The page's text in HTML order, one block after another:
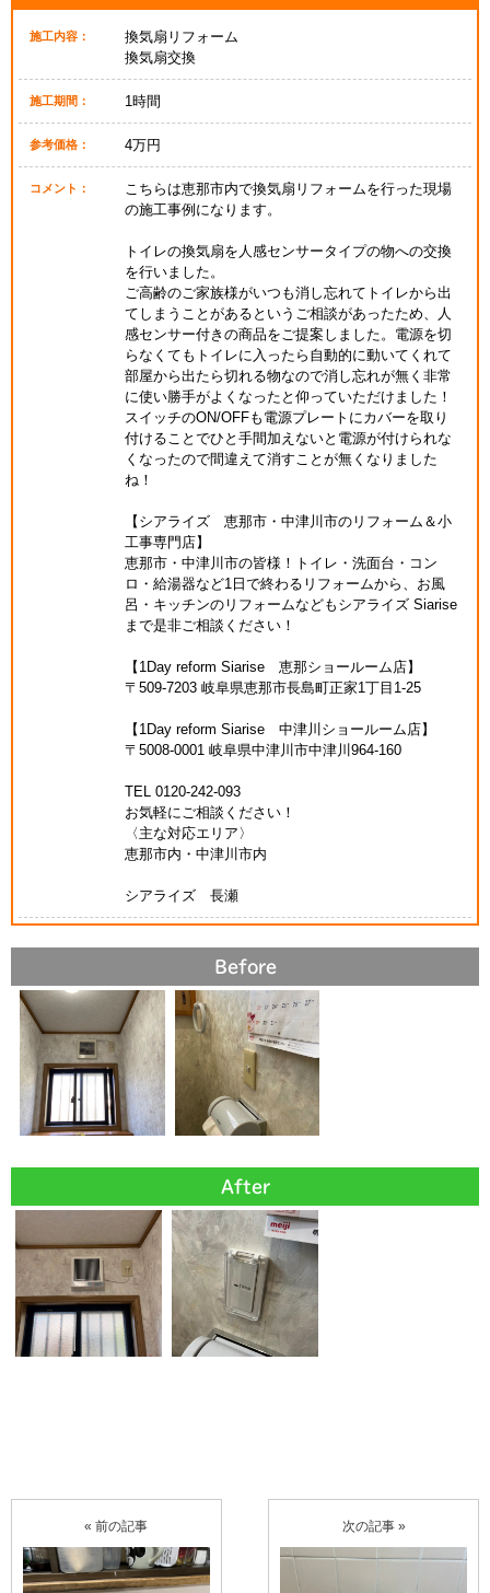
施工内容：
換気扇リフォーム
換気扇交換
施工期間： 1時間
参考価格： 4万円
コメント：
こちらは恵那市内で換気扇リフォームを行った現場
の施工事例になります。
トイレの換気扇を人感センサータイプの物への交換
を行いました。
ご高齢のご家族様がいつも消し忘れてトイレから出
てしまうことがあるというご相談があったため、人
感センサー付きの商品をご提案しました。電源を切
らなくてもトイレに入ったら自動的に動いてくれて
部屋から出たら切れる物なので消し忘れが無く非常
に使い勝手がよくなったと仰っていただけました！
スイッチのON/OFFも電源プレートにカバーを取り
付けることでひと手間加えないと電源が付けられな
くなったので間違えて消すことが無くなりました
ね！
【シアライズ 恵那市・中津川市のリフォーム＆小
工事専門店】
恵那市・中津川市の皆様！トイレ・洗面台・コン
ロ・給湯器など1日で終わるリフォームから、お風
呂・キッチンのリフォームなどもシアライズ Siarise
まで是非ご相談ください！
【1Day reform Siarise 恵那ショールーム店】
〒509-7203 岐阜県恵那市長島町正家1丁目1-25
【1Day reform Siarise 中津川ショールーム店】
〒5008-0001 岐阜県中津川市中津川964-160
TEL 0120-242-093
お気軽にご相談ください！
〈主な対応エリア〉
恵那市内・中津川市内
シアライズ 長瀬
Before
After
« 前の記事 次の記事 »